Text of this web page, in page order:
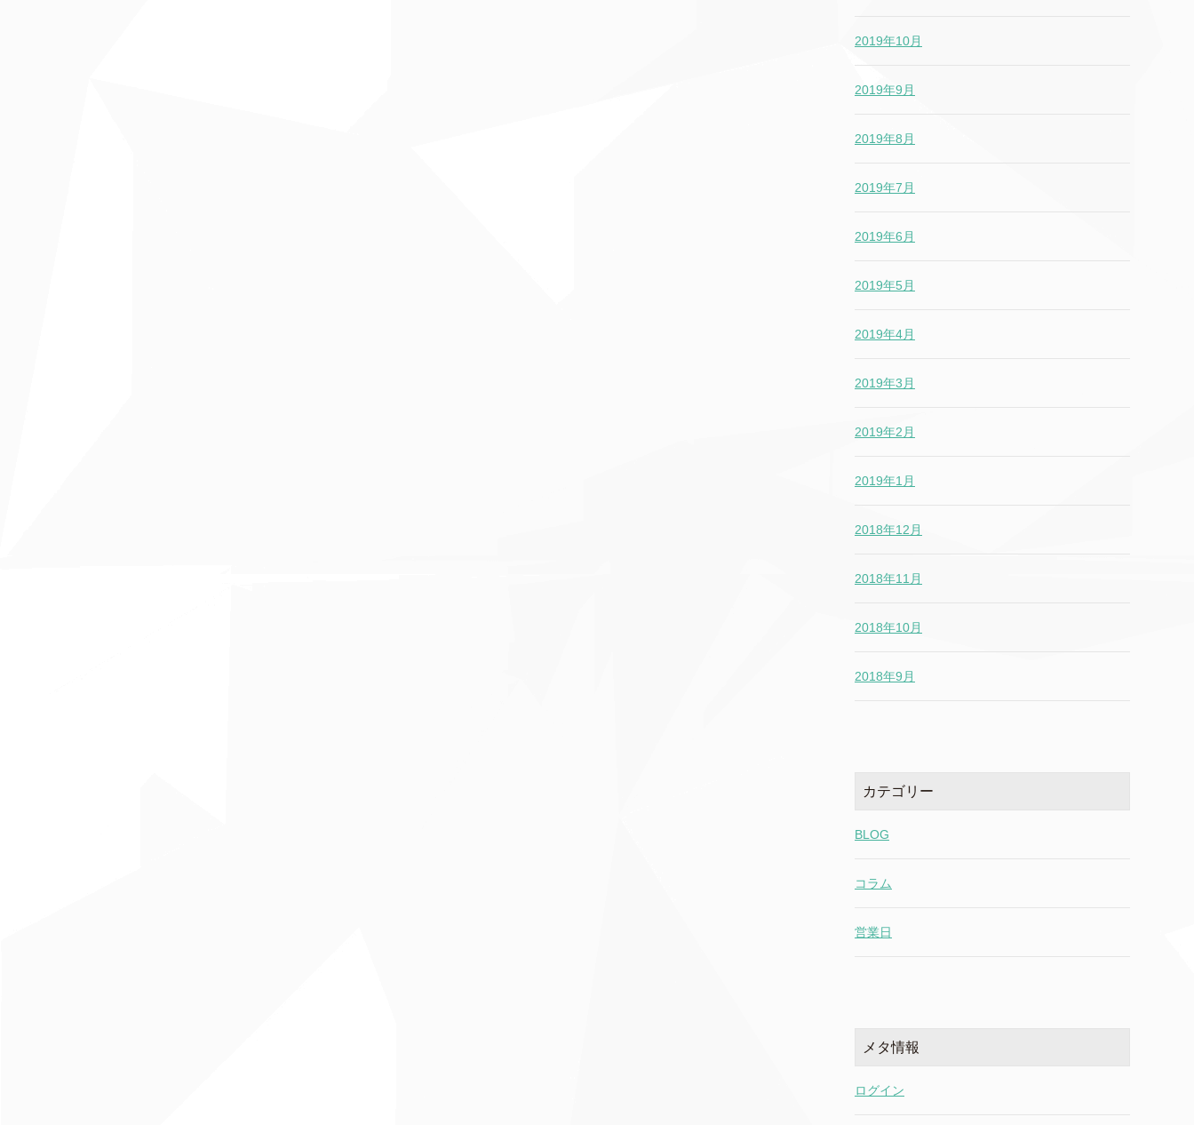
2019年10月
2019年9月
2019年8月
2019年7月
2019年6月
2019年5月
2019年4月
2019年3月
2019年2月
2019年1月
2018年12月
2018年11月
2018年10月
2018年9月
カテゴリー
BLOG
コラム
営業日
メタ情報
ログイン